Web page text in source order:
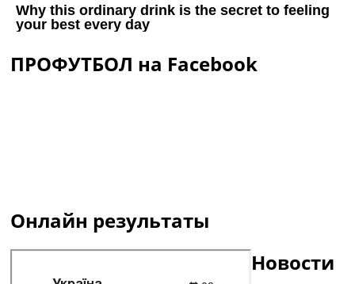
ПРОФУТБОЛ на Facebook
Онлайн результаты
Новости